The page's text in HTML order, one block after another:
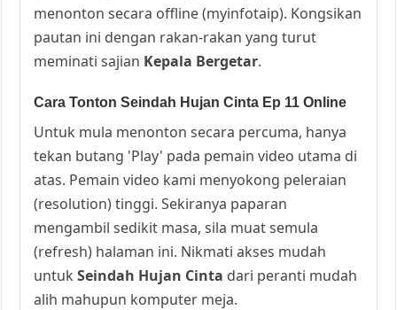
menonton secara offline (myinfotaip). Kongsikan
pautan ini dengan rakan-rakan yang turut
meminati sajian Kepala Bergetar.
Cara Tonton Seindah Hujan Cinta Ep 11 Online
Untuk mula menonton secara percuma, hanya
tekan butang 'Play' pada pemain video utama di
atas. Pemain video kami menyokong peleraian
(resolution) tinggi. Sekiranya paparan
mengambil sedikit masa, sila muat semula
(refresh) halaman ini. Nikmati akses mudah
untukSeindah Hujan Cinta dari peranti mudah
alih mahupun komputer meja.